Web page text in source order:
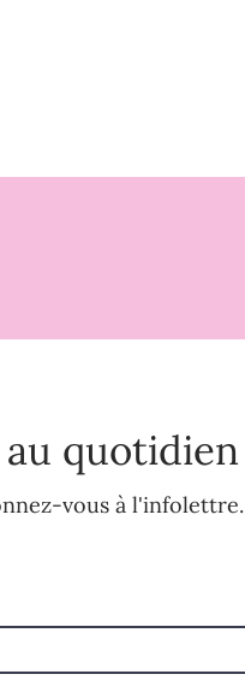
quotidien
vous à l'infolettre.